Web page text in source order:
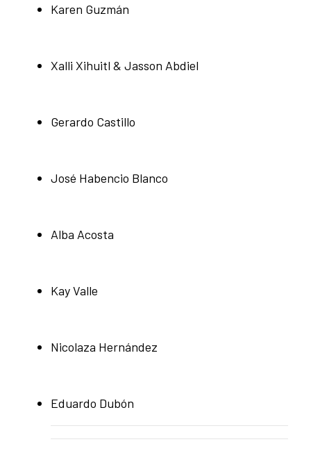
Karen Guzmán
Xalli Xihuitl & Jasson Abdiel
Gerardo Castillo
José Habencio Blanco
Alba Acosta
Kay Valle
Nicolaza Hernández
Eduardo Dubón